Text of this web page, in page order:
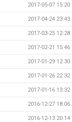
2017-05-07 15:20
2017-04-24 23:43
2017-03-25 12:28
2017-02-21 15:46
2017-01-29 12:30
2017-01-26 22:32
2017-01-16 13:32
2016-12-27 18:06
2016-12-13 20:14